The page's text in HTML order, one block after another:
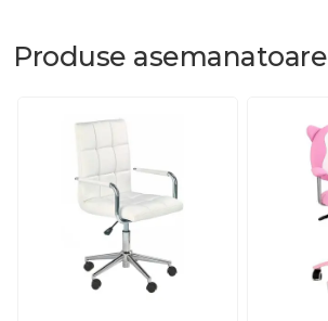
Produse asemanatoare